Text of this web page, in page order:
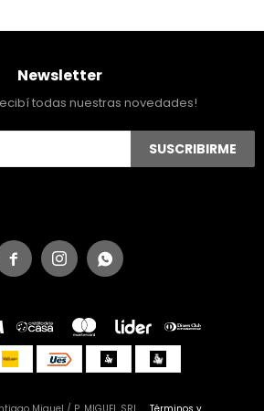
  
Newsletter
todas nuestras novedades!
SUSCRIBIRME